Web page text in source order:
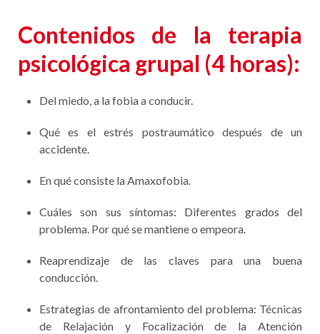
Contenidos de la terapia
psicológica grupal (4 horas):
Del miedo, a la fobia a conducir.
Qué es el estrés postraumático después de un
accidente.
En qué consiste la Amaxofobia.
Cuáles son sus síntomas: Diferentes grados del
problema. Por qué se mantiene o empeora.
Reaprendizaje de las claves para una buena
conducción.
Estrategias de afrontamiento del problema: Técnicas
de Relajación y Focalización de la Atención